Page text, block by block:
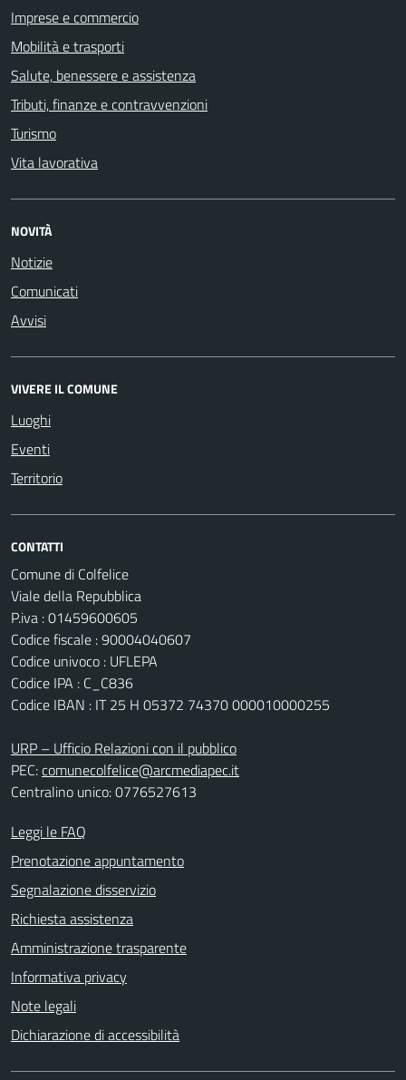
Imprese e commercio
Mobilità e trasporti
Salute, benessere e assistenza
Tributi, finanze e contravvenzioni
Turismo
Vita lavorativa
NOVITÀ
Notizie
Comunicati
Avvisi
VIVERE IL COMUNE
Luoghi
Eventi
Territorio
CONTATTI
Comune di Colfelice
Viale della Repubblica
P.iva : 01459600605
Codice fiscale : 90004040607
Codice univoco : UFLEPA
Codice IPA : C_C836
Codice IBAN : IT 25 H 05372 74370 000010000255
URP – Ufficio Relazioni con il pubblico
PEC:comunecolfelice@arcmediapec.it
Centralino unico: 0776527613
Leggi le FAQ
Prenotazione appuntamento
Segnalazione disservizio
Richiesta assistenza
Amministrazione trasparente
Informativa privacy
Note legali
Dichiarazione di accessibilità